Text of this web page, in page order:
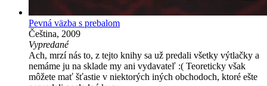
Pevná väzba s prebalom
Čeština, 2009
Vypredané
Ach, mrzí nás to, z tejto knihy sa už predali všetky výtlačky a
nemáme ju na sklade my ani vydavateľ :( Teoreticky však
môžete mať šťastie v niektorých iných obchodoch, ktoré ešte